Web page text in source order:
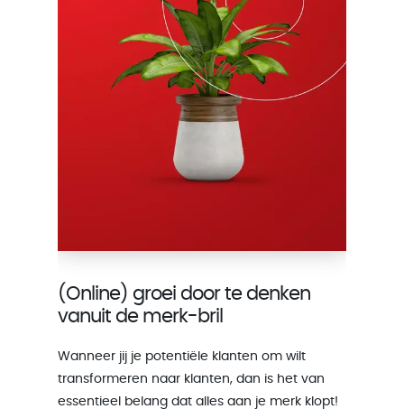
(Online) groei door te denken
vanuit de merk-bril
Wanneer jij je potentiële klanten om wilt
transformeren naar klanten, dan is het van
essentieel belang dat alles aan je merk klopt!